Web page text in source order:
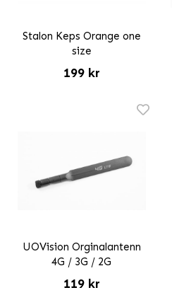
Stalon Keps Orange one
size
199 kr
UOVision Orginalantenn
4G / 3G / 2G
119 kr